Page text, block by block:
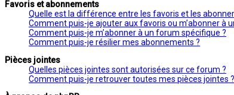
Favoris et abonnements
Quelle est la différence entre les favoris et les
Comment puis-je ajouter aux favoris ou m’abonner à
Comment puis-je m’abonner à un forum spécifique ?
Comment puis-je résilier mes abonnements ?
Pièces jointes
Quelles pièces jointes sont autorisées sur ce forum ?
Comment puis-je retrouver toutes mes pièces jointes ?